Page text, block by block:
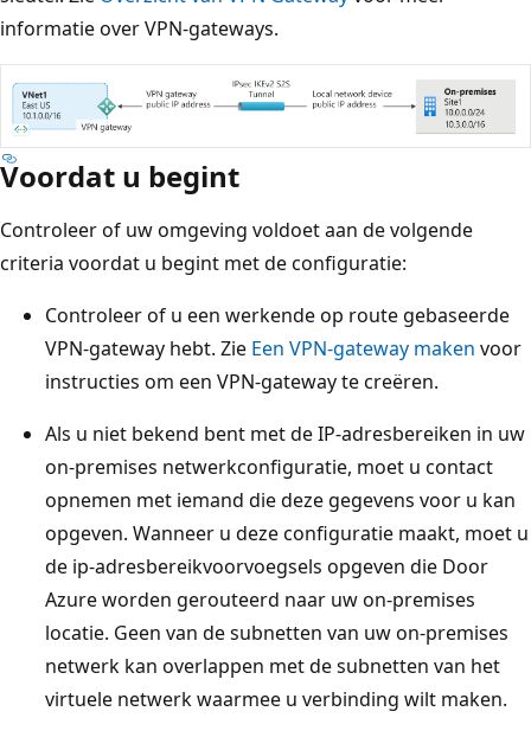
informatie over VPN-gateways.
Voordat u begint
Controleer of uw omgeving voldoet aan de volgende
criteria voordat u begint met de configuratie:
Controleer of u een werkende op route gebaseerde
VPN-gateway hebt. Zie Een VPN-gateway maken voor
instructies om een VPN-gateway te creëren.
Als u niet bekend bent met de IP-adresbereiken in uw
on-premises netwerkconfiguratie, moet u contact
opnemen met iemand die deze gegevens voor u kan
opgeven. Wanneer u deze configuratie maakt, moet u
de ip-adresbereikvoorvoegsels opgeven die Door
Azure worden gerouteerd naar uw on-premises
locatie. Geen van de subnetten van uw on-premises
netwerk kan overlappen met de subnetten van het
virtuele netwerk waarmee u verbinding wilt maken.